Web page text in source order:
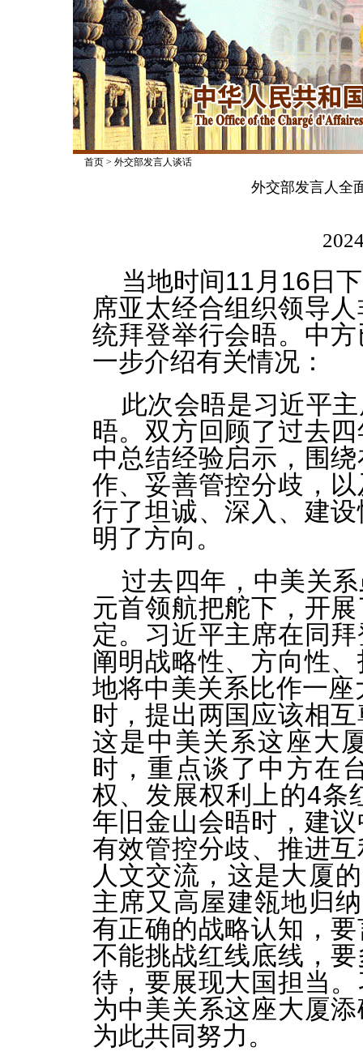
首页> 外交部发言人谈话
外交部发言人全
当地时间11月16日
席亚太经合组织领导
统拜登举行会晤。中
一步介绍有关情况：
此次会晤是习近平
晤。双方回顾了过去
中总结经验启示，围
作、妥善管控分歧，
行了坦诚、深入、建
明了方向。
过去四年，中美关
元首领航把舵下，开
定。习近平主席在同
阐明战略性、方向性
地将中美关系比作一
时，提出两国应该相
这是中美关系这座大
时，重点谈了中方在
权、发展权利上的4条
年旧金山会晤时，建
有效管控分歧、推进
人文交流，这是大厦
主席又高屋建瓴地归
有正确的战略认知，
不能挑战红线底线，
待，要展现大国担当
为中美关系这座大厦
为此共同努力。